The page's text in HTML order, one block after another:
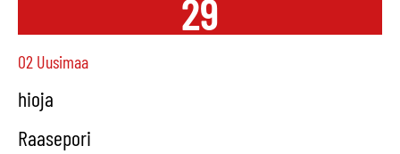
29
02 Uusimaa
hioja
Raasepori